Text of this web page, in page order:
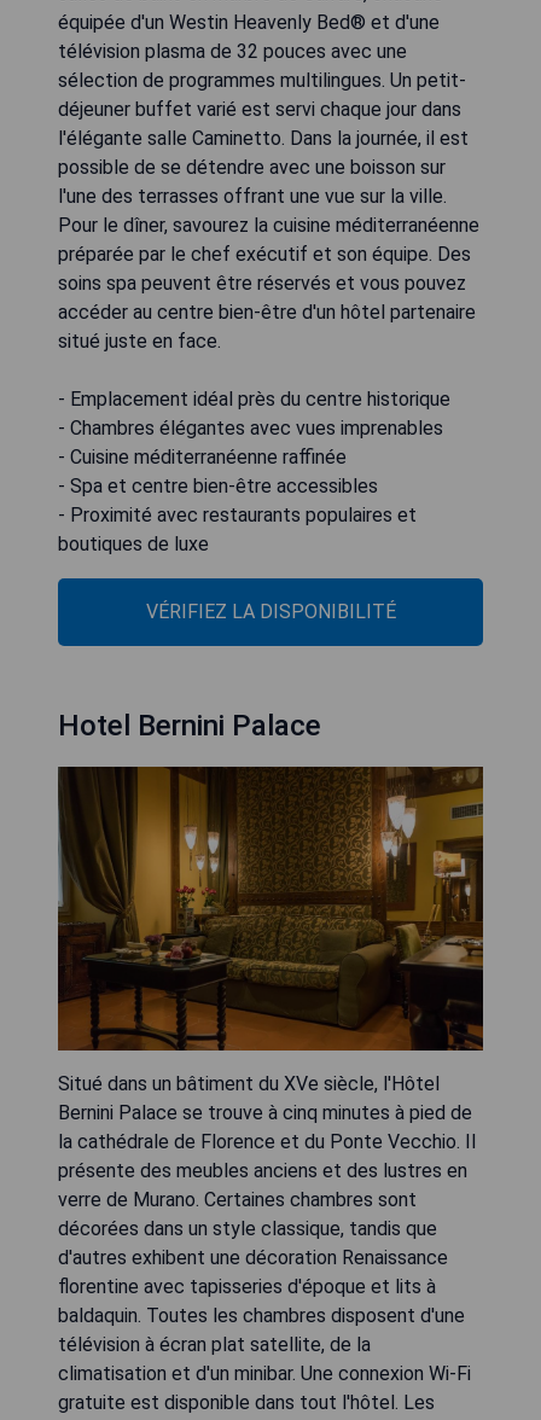
équipée d'un Westin Heavenly Bed® et d'une
télévision plasma de 32 pouces avec une
sélection de programmes multilingues. Un petit-
déjeuner buffet varié est servi chaque jour dans
l'élégante salle Caminetto. Dans la journée, il est
possible de se détendre avec une boisson sur
l'une des terrasses offrant une vue sur la ville.
Pour le dîner, savourez la cuisine méditerranéenne
préparée par le chef exécutif et son équipe. Des
soins spa peuvent être réservés et vous pouvez
accéder au centre bien-être d'un hôtel partenaire
situé juste en face.
- Emplacement idéal près du centre historique
- Chambres élégantes avec vues imprenables
- Cuisine méditerranéenne raffinée
- Spa et centre bien-être accessibles
- Proximité avec restaurants populaires et
boutiques de luxe
VÉRIFIEZ LA DISPONIBILITÉ
Hotel Bernini Palace
Situé dans un bâtiment du XVe siècle, l'Hôtel
Bernini Palace se trouve à cinq minutes à pied de
la cathédrale de Florence et du Ponte Vecchio. Il
présente des meubles anciens et des lustres en
verre de Murano. Certaines chambres sont
décorées dans un style classique, tandis que
d'autres exhibent une décoration Renaissance
florentine avec tapisseries d'époque et lits à
baldaquin. Toutes les chambres disposent d'une
télévision à écran plat satellite, de la
climatisation et d'un minibar. Une connexion Wi-Fi
gratuite est disponible dans tout l'hôtel. Les